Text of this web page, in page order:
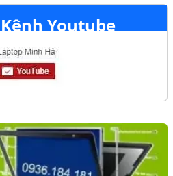
Kênh Youtube